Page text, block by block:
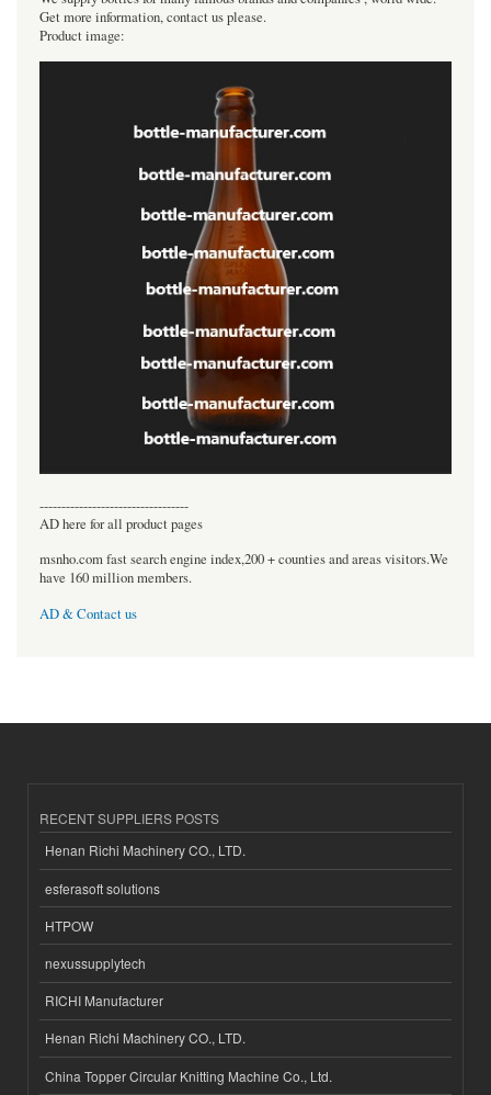
Get more information, contact us please.
Product image:
----------------------------------
AD here for all product pages
msnho.com fast search engine index,200 + counties and areas visitors.We
have 160 million members.
AD & Contact us
RECENT SUPPLIERS POSTS
Henan Richi Machinery CO., LTD.
esferasoft solutions
HTPOW
nexussupplytech
RICHI Manufacturer
Henan Richi Machinery CO., LTD.
China Topper Circular Knitting Machine Co., Ltd.